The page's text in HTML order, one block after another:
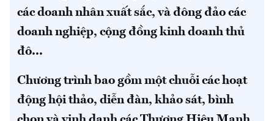
các doanh nhân xuất sắc, và đông đảo các
doanh nghiệp, cộng đồng kinh doanh thủ
đô...
Chương trình bao gồm một chuỗi các hoạt
động hội thảo, diễn đàn, khảo sát, bình